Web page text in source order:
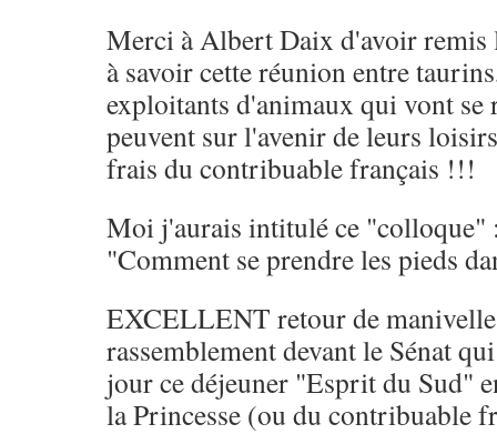
Merci à Albert Daix d'avoir remis
à savoir cette réunion entre
exploitants d'animaux qui vont se
peuvent sur l'avenir de leurs
frais du contribuable français !!!
Moi j'aurais intitulé ce "colloque"
"Comment se prendre les pieds
EXCELLENT retour de
rassemblement devant le Sénat
jour ce déjeuner "Esprit du Sud"
la Princesse (ou du contribuable